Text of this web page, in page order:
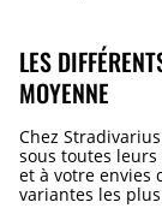
LES
MOYENNE
Chez
sous toutes
et à votre envies
variantes les